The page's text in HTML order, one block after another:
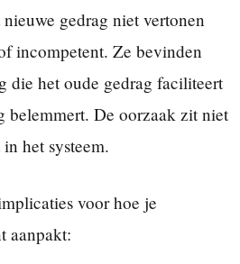
gedrag niet vertonen
incompetent. Ze bevinden
die het oude gedrag faciliteert
belemmert. De oorzaak zit niet
het systeem.
voor hoe je
aanpakt: